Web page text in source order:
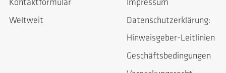
Kontaktformular
Weltweit
Impressum
Datenschutzerklärung:
Hinweisgeber-Leitlinien
Geschäftsbedingungen